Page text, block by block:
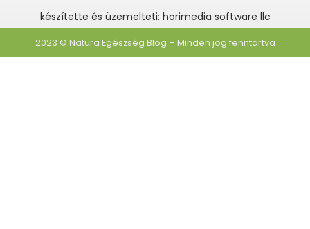
készítette és üzemelteti: horimedia software llc
2023 © Natura Egészség Blog – Minden jog fenntartva